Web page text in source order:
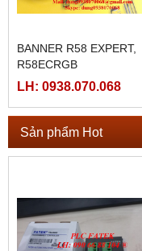
BANNER R58 EXPERT,
R58ECRGB
LH: 0938.070.068
Sản phẩm Hot